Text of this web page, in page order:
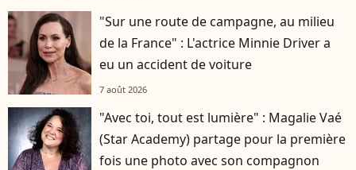
"Sur une route de campagne, au milieu
de la France" : L'actrice Minnie Driver a
eu un accident de voiture
7 août 2026
"Avec toi, tout est lumière" : Magalie Vaé
(Star Academy) partage pour la première
fois une photo avec son compagnon